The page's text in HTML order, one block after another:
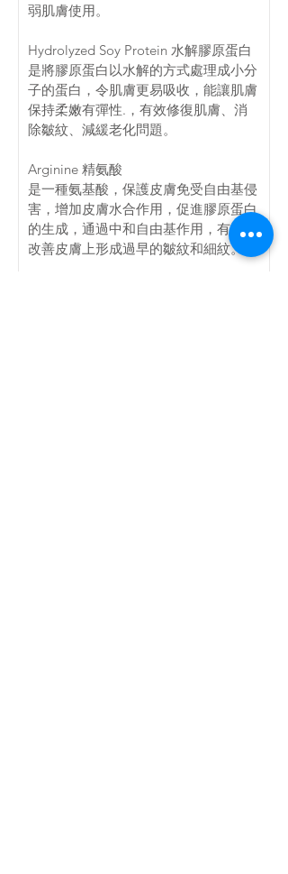
弱肌膚使用。
Hydrolyzed Soy Protein 水解膠原蛋白
是將膠原蛋白以水解的方式處理成小分
子的蛋白，令肌膚更易吸收，能讓肌膚
保持柔嫩有彈性.，有效修復肌膚、消
除皺紋、減緩老化問題。
Arginine 精氨酸
是一種氨基酸，保護皮膚免受自由基侵
害，增加皮膚水合作用，促進膠原蛋白
的生成，通過中和自由基作用，有助於
改善皮膚上形成過早的皺紋和細紋。